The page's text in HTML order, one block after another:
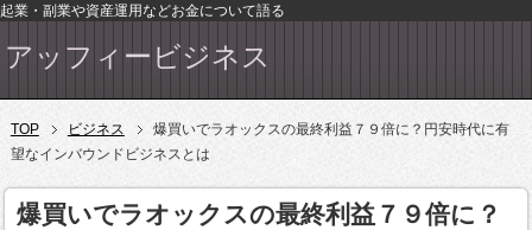
起業・副業や資産運用などお金について語る
アッフィービジネス
TOP ビジネス
爆買いでラオックスの最終利益７９倍に？円安時代に有
望なインバウンドビジネスとは
爆買いでラオックスの最終利益７９倍に？